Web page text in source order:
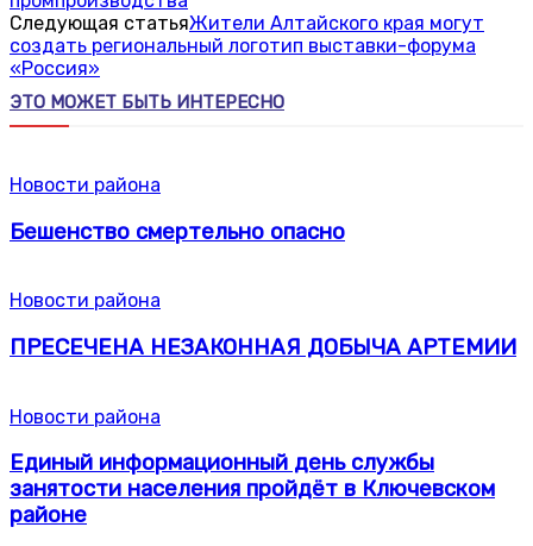
Следующая статьяЖители Алтайского края могут
создать региональный логотип выставки-форума
«Россия»
ЭТО МОЖЕТ БЫТЬ ИНТЕРЕСНО
Новости района
Бешенство смертельно опасно
Новости района
ПРЕСЕЧЕНА НЕЗАКОННАЯ ДОБЫЧА АРТЕМИИ
Новости района
Единый информационный день службы
занятости населения пройдёт в Ключевском
районе